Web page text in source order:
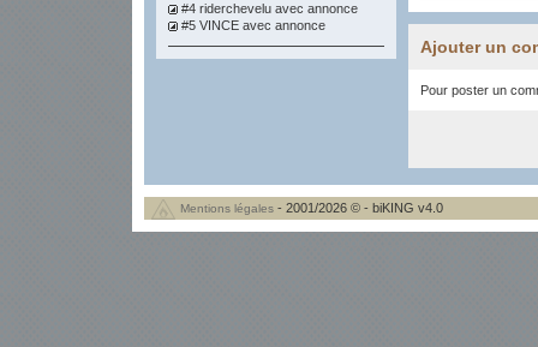
#4 riderchevelu avec annonce
#5 VINCE avec annonce
Ajouter un
Pour poster un
Mentions légales - 2001/2026 © - biKING v4.0